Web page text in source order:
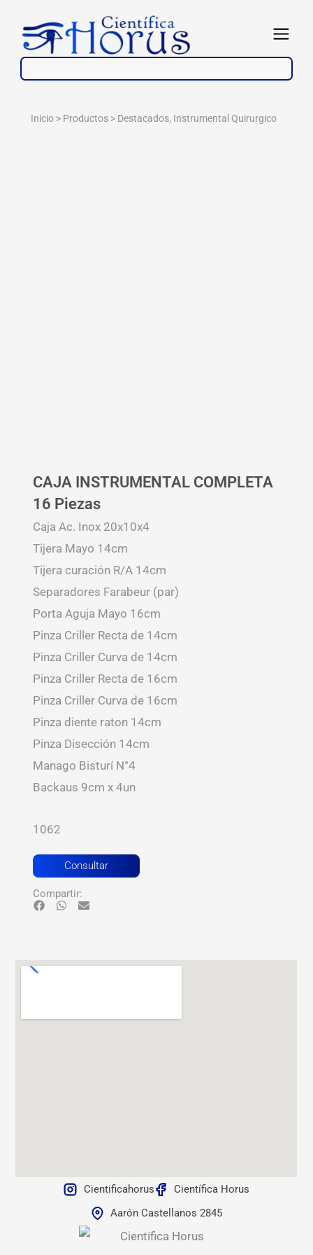
contenido
Abrir
Inicio > Productos > Destacados, Instrumental Quirurgico
CAJA INSTRUMENTAL COMPLETA
16 Piezas
Caja Ac. Inox 20x10x4
Tijera Mayo 14cm
Tijera curación R/A 14cm
Separadores Farabeur (par)
Porta Aguja Mayo 16cm
Pinza Criller Recta de 14cm
Pinza Criller Curva de 14cm
Pinza Criller Recta de 16cm
Pinza Criller Curva de 16cm
Pinza diente raton 14cm
Pinza Disección 14cm
Manago Bisturí N°4
Backaus 9cm x 4un
1062
Consultar
Compartir:
Cientificahorus
Científica Horus
Aarón Castellanos 2845